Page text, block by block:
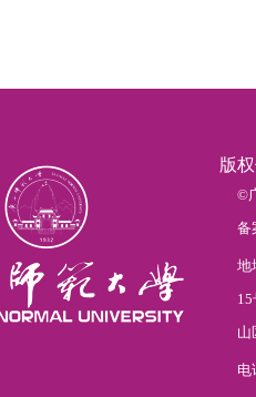
版
©
备
地
山
电